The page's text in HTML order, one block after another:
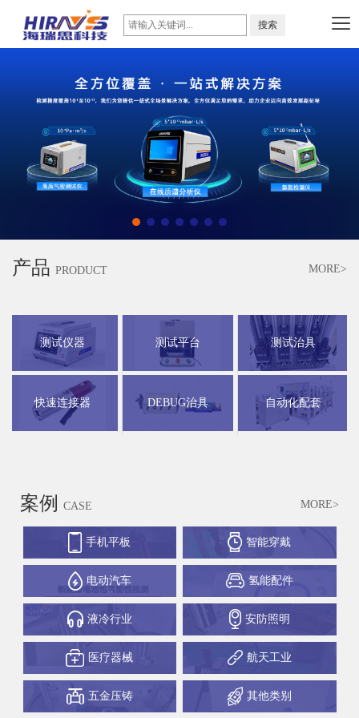
产品 PRODUCT MORE>
测试仪器 测试平台 测试治具
快速连接器 DEBUG治具 自动化配套
案例 CASE MORE>
手机平板 智能穿戴
电动汽车 氢能配件
液冷行业 安防照明
医疗器械 航天工业
五金压铸 其他类别